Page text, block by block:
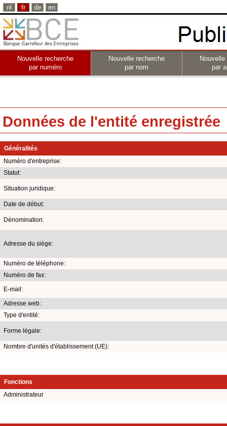
nl fr de en
Nouvelle recherche
par numéro
Nouvelle recherche
par nom
par
Données de l'entité enregistrée
Généralités
Numéro d'entreprise:
Statut:
Situation juridique:
Date de début:
Dénomination:
Adresse du siège:
Numéro de téléphone:
Numéro de fax:
E-mail:
Adresse web:
Type d'entité:
Forme légale:
Nombre d'unités d'établissement (UE):
Fonctions
Administrateur